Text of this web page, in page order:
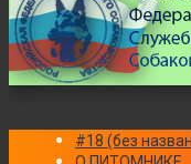
#18 (без